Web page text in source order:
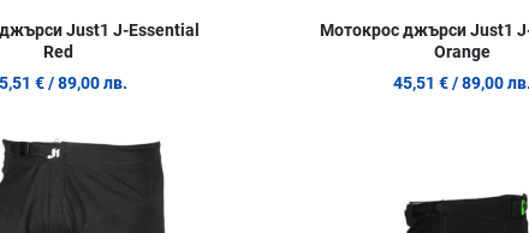
Just1 J-Essential
Red
€ / 89,00 лв.
Мотокрос джърси Just1
Orange
45,51 € / 89,00 лв.